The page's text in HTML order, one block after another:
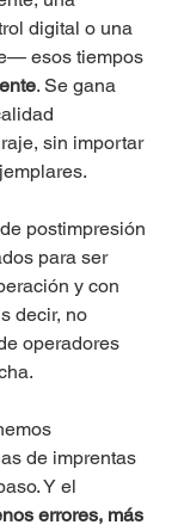
digital o una
esos tiempos
. Se gana
sin importar
postimpresión
para ser
y con
decir, no
operadores
de imprentas
Y el
errores, más